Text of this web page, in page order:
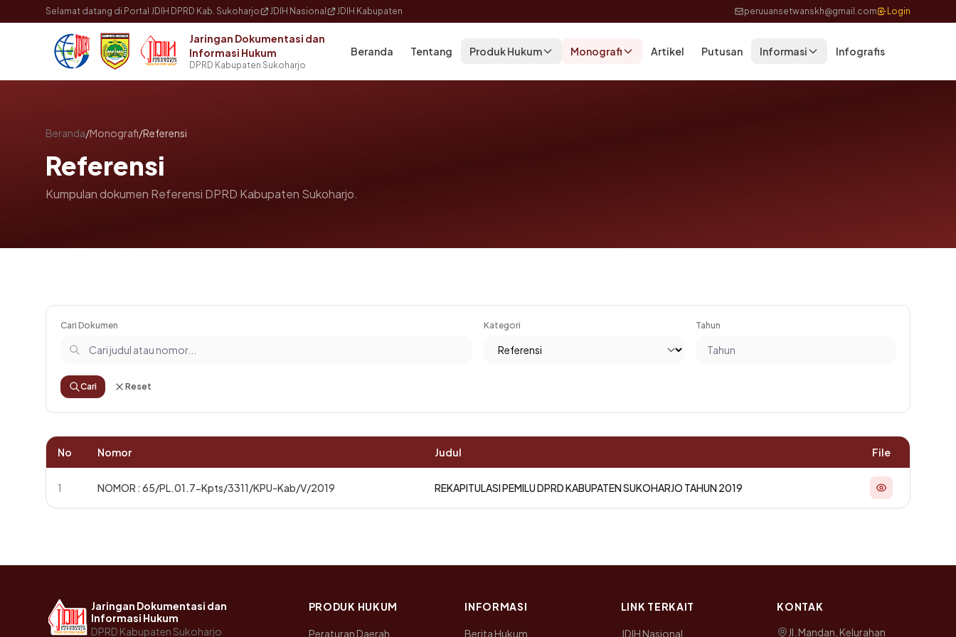
Langsung ke konten utama
Selamat datang di Portal JDIH DPRD Kab. Sukoharjo JDIH Nasional JDIH Kabupaten peruuansetwanskh@gmail.com Login
Jaringan Dokumentasi dan
Informasi Hukum
DPRD Kabupaten Sukoharjo
Beranda Tentang Produk Hukum Monografi Artikel Putusan Informasi Infografis
Beranda/Monografi/Referensi
Referensi
Kumpulan dokumen Referensi DPRD Kabupaten Sukoharjo.
Cari Dokumen Kategori Tahun
Cari Reset
No Nomor Judul File
1 NOMOR : 65/PL.01.7-Kpts/3311/KPU-Kab/V/2019 REKAPITULASI PEMILU DPRD KABUPATEN SUKOHARJO TAHUN 2019
Jaringan Dokumentasi dan
Informasi Hukum
DPRD Kabupaten Sukoharjo
PRODUK HUKUM
Peraturan Daerah
INFORMASI
Berita Hukum
LINK TERKAIT
JDIH Nasional
KONTAK
Jl. Mandan, Kelurahan